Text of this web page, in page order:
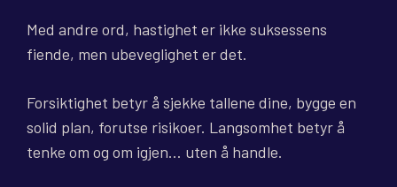
Med andre ord, hastighet er ikke suksessens
fiende, men ubeveglighet er det.
Forsiktighet betyr å sjekke tallene dine, bygge en
solid plan, forutse risikoer. Langsomhet betyr å
tenke om og om igjen… uten å handle.